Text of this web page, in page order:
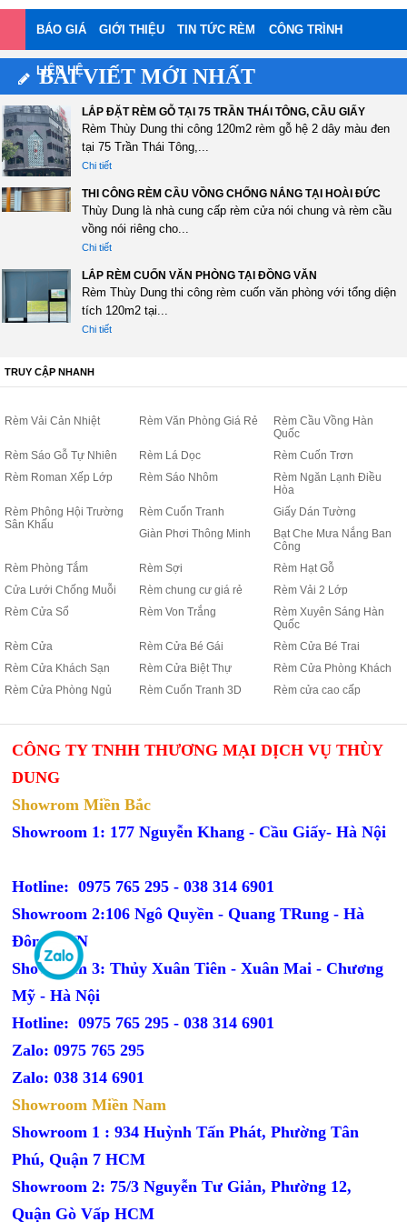
BÁO GIÁ GIỚI THIỆU TIN TỨC RÈM CÔNG TRÌNH
LIÊN HỆ
BÀI VIẾT MỚI NHẤT
LẮP ĐẶT RÈM GỖ TẠI 75 TRẦN THÁI TÔNG, CẦU GIẤY
Rèm Thùy Dung thi công 120m2 rèm gỗ hệ 2 dây màu đen
tại 75 Trần Thái Tông,...
Chi tiết
THI CÔNG RÈM CẦU VỒNG CHỐNG NẮNG TẠI HOÀI ĐỨC
Thùy Dung là nhà cung cấp rèm cửa nói chung và rèm cầu
vồng nói riêng cho...
Chi tiết
LẮP RÈM CUỐN VĂN PHÒNG TẠI ĐỒNG VĂN
Rèm Thùy Dung thi công rèm cuốn văn phòng với tổng diện
tích 120m2 tại...
Chi tiết
TRUY CẬP NHANH
Rèm Vải Cản Nhiệt Rèm Văn Phòng Giá Rẻ
Rèm Cầu Vồng Hàn
Quốc
Rèm Sáo Gỗ Tự Nhiên
Rèm Lá Dọc
Rèm Cuốn Trơn
Rèm Roman Xếp Lớp
Rèm Sáo Nhôm
Rèm Ngăn Lạnh Điều
Hòa
Rèm Phông Hội Trường
Sân Khấu
Rèm Cuốn Tranh
Giấy Dán Tường
Giàn Phơi Thông Minh
Bạt Che Mưa Nắng Ban
Công
Rèm Phòng Tắm
Rèm Sợi
Rèm Hạt Gỗ
Cửa Lưới Chống Muỗi
Rèm chung cư giá rẻ
Rèm Vải 2 Lớp
Rèm Cửa Sổ
Rèm Von Trắng
Rèm Xuyên Sáng Hàn
Quốc
Rèm Cửa
Rèm Cửa Bé Gái
Rèm Cửa Bé Trai
Rèm Cửa Khách Sạn
Rèm Cửa Biệt Thự
Rèm Cửa Phòng Khách
Rèm Cửa Phòng Ngủ
Rèm Cuốn Tranh 3D Rèm cửa cao cấp
CÔNG TY TNHH THƯƠNG MẠI DỊCH VỤ THÙY
DUNG
Showrom Miền Bắc
Showroom 1: 177 Nguyễn Khang - Cầu Giấy- Hà Nội
Hotline: 0975 765 295 -038 314 6901
Showroom 2:106 Ngô Quyền - Quang TRung - Hà
Đông - HN
Showroom 3: Thủy Xuân Tiên - Xuân Mai - Chương
Mỹ - Hà Nội
Hotline: 0975 765 295 -038 314 6901
Zalo: 0975 765 295
Zalo: 038 314 6901
Showroom Miền Nam
Showroom 1 : 934 Huỳnh Tấn Phát, Phường Tân
Phú, Quận 7 HCM
Showroom 2: 75/3 Nguyễn Tư Giản, Phường 12,
Quận Gò Vấp HCM